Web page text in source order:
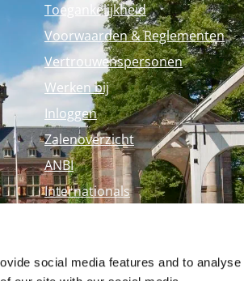
social media features and to analyse
Toegankelijkheid
Voorwaarden & Reglementen
Vertrouwenspersonen
Werken bij
Inloggen
Zalenoverzicht
ANBI
Internationals